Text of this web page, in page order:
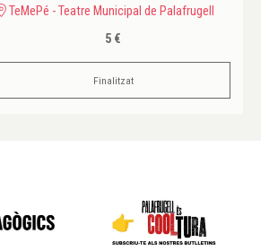
TeMePé - Teatre Municipal de Palafrugell
5 €
Finalitzat